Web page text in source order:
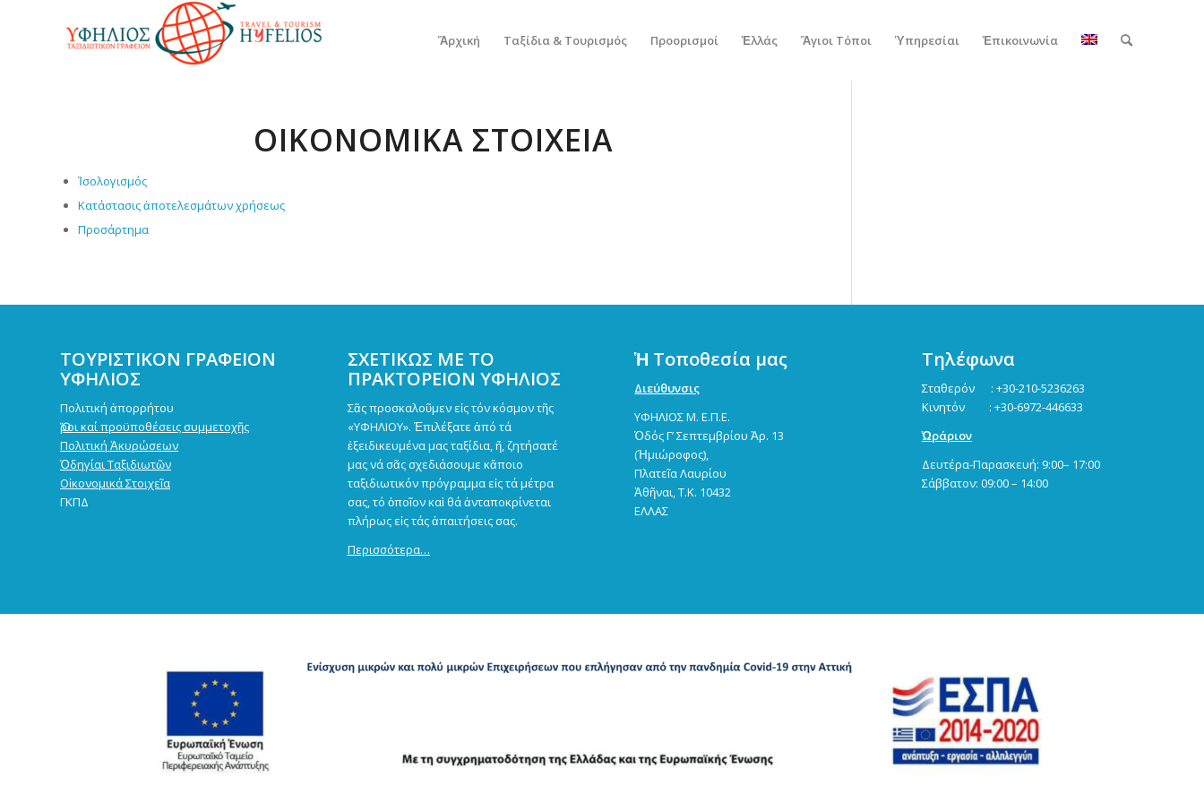
Ἅρχική Ταξίδια & Τουρισμός Προορισμοί Ἑλλάς Ἅγιοι Τόποι Ὑπηρεσίαι Ἐπικοινωνία
ΟΙΚΟΝΟΜΙΚΆ ΣΤΟΙΧΕΊΑ
Ἰσολογισμός
Κατάστασις ἀποτελεσμάτων χρήσεως
Προσάρτημα
ΤΟΥΡΙΣΤΙΚΟΝ ΓΡΑΦΕΙΟΝ
ΥΦΗΛΙΟΣ
Πολιτική ἀπορρήτου
Ὅροι καί προϋποθέσεις συμμετοχῆς
Πολιτική Ἀκυρώσεων
Ὁδηγίαι Ταξιδιωτῶν
Οἰκονομικά Στοιχεῖα
ΓΚΠΔ
ΣΧΕΤΙΚΩΣ ΜΕ ΤΟ
ΠΡΑΚΤΟΡΕΙΟΝ ΥΦΗΛΙΟΣ
Σᾶς προσκαλοῦμεν εἰς τόν κόσμον τῆς
«ΥΦΗΛΙΟΥ». Ἐπιλέξατε ἀπό τά
ἐξειδικευμένα μας ταξίδια, ἤ, ζητήσατέ
μας νά σᾶς σχεδιάσουμε κἄποιο
ταξιδιωτικόν πρόγραμμα εἰς τά μέτρα
σας, τό ὁποῖον καὶ θά ἀνταποκρίνεται
πλήρως εἰς τάς ἀπαιτήσεις σας.
Περισσότερα…
Ἡ Τοποθεσία μας
Διεύθυνσις
ΥΦΗΛΙΟΣ Μ. Ε.Π.Ε.
Ὁδός Γ’ Σεπτεμβρίου Ἀρ. 13
(Ἡμιώροφος),
Πλατεῖα Λαυρίου
Ἀθῆναι, Τ.Κ. 10432
ΕΛΛΑΣ
Τηλέφωνα
Σταθερόν : +30-210-5236263
Κινητόν : +30-6972-446633
Ὡράριον
Δευτέρα-Παρασκευή: 9:00– 17:00
Σάββατον: 09:00 – 14:00